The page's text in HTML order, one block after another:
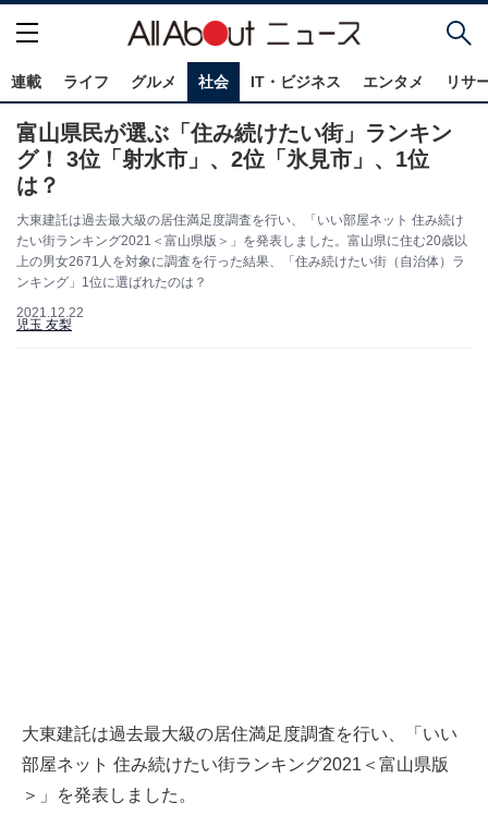
連載 ライフ グルメ 社会 IT・ビジネス エンタメ リサ
富山県民が選ぶ「住み続けたい街」ランキン
グ！ 3位「射水市」、2位「氷見市」、1位
は？
大東建託は過去最大級の居住満足度調査を行い、「いい部屋ネット 住み続け
たい街ランキング2021＜富山県版＞」を発表しました。富山県に住む20歳以
上の男女2671人を対象に調査を行った結果、「住み続けたい街（自治体）ラ
ンキング」1位に選ばれたのは？
2021.12.22
児玉 友梨
大東建託は過去最大級の居住満足度調査を行い、「いい
部屋ネット 住み続けたい街ランキング2021＜富山県版
＞」を発表しました。